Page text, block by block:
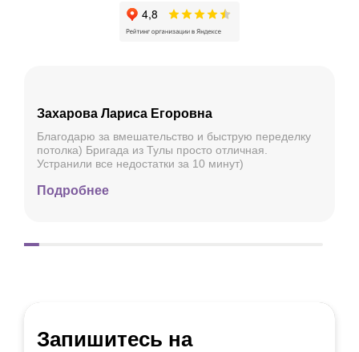
Захарова Лариса Егоровна
Благодарю за вмешательство и быструю переделку
потолка) Бригада из Тулы просто отличная.
Устранили все недостатки за 10 минут)
Подробнее
Запишитесь на